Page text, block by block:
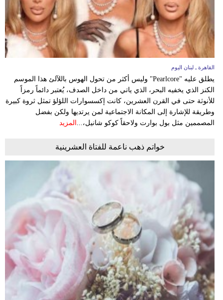
القاهرة ـ لبنان اليوم
يطلق عليه "Pearlcore" وليس أكثر من تحول الهوس باللآلئ هذا الموسم
الكنز الذي يخفيه البحر، الذي ياتي من داخل الصدف، يُعتبر دائماً رمزاً
للأنوثة حتى في القرن العشرين، كانت إكسسوارات اللؤلؤ تمثل ثروة كبيرة
وطريقة للإشارة إلى المكانة الاجتماعية لمن يرتديها ولكن بفضل
المصممين مثل بول بوارت ولاحقاً كوكو شانيل،... المزيد
خواتم ذهب ناعمة للفتاة العشرينية